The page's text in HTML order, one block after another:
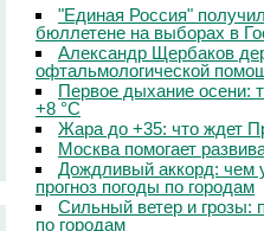
"Единая Россия"
бюллетене на выборах в
Александр Щербаков
офтальмологической
Первое дыхание осени:
+8 °C
Жара до +35: что ждет
Москва помогает
Дождливый аккорд: чем
прогноз погоды по городам
Сильный ветер и грозы:
по городам